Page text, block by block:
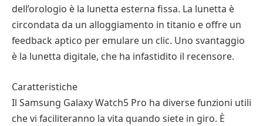
dell’orologio è la lunetta esterna fissa. La lunetta è
circondata da un alloggiamento in titanio e offre un
feedback aptico per emulare un clic. Uno svantaggio
è la lunetta digitale, che ha infastidito il recensore.
Caratteristiche
Il Samsung Galaxy Watch5 Pro ha diverse funzioni utili
che vi faciliteranno la vita quando siete in giro. È